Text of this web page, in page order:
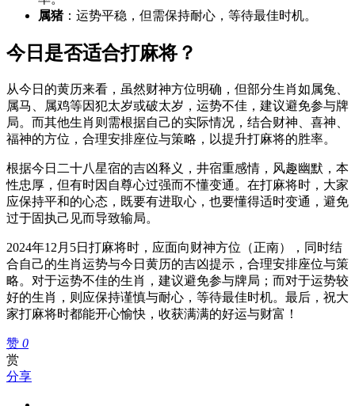
属猪：运势平稳，但需保持耐心，等待最佳时机。
今日是否适合打麻将？
从今日的黄历来看，虽然财神方位明确，但部分生肖如属兔、
属马、属鸡等因犯太岁或破太岁，运势不佳，建议避免参与牌
局。而其他生肖则需根据自己的实际情况，结合财神、喜神、
福神的方位，合理安排座位与策略，以提升打麻将的胜率。
根据今日二十八星宿的吉凶释义，井宿重感情，风趣幽默，本
性忠厚，但有时因自尊心过强而不懂变通。在打麻将时，大家
应保持平和的心态，既要有进取心，也要懂得适时变通，避免
过于固执己见而导致输局。
2024年12月5日打麻将时，应面向财神方位（正南），同时结
合自己的生肖运势与今日黄历的吉凶提示，合理安排座位与策
略。对于运势不佳的生肖，建议避免参与牌局；而对于运势较
好的生肖，则应保持谨慎与耐心，等待最佳时机。最后，祝大
家打麻将时都能开心愉快，收获满满的好运与财富！
赞 0
赏
分享